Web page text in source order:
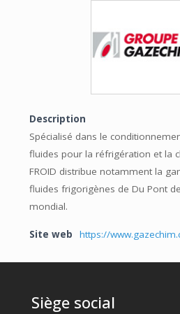
Description
Spécialisé dans le
fluides pour la réfrigération et la
FROID distribue notamment la
fluides frigorigènes de Du Pont
mondial.
Site web https://
Siège social